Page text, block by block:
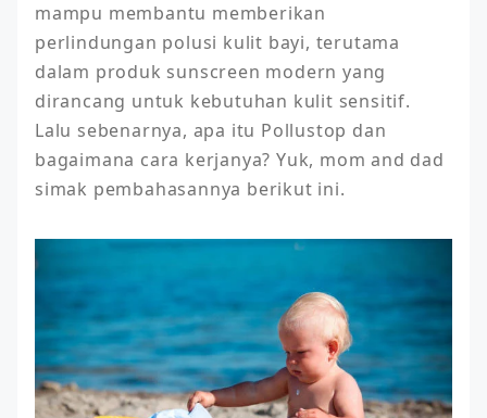
mampu membantu memberikan
perlindungan polusi kulit bayi, terutama
dalam produk sunscreen modern yang
dirancang untuk kebutuhan kulit sensitif.
Lalu sebenarnya, apa itu Pollustop dan
bagaimana cara kerjanya? Yuk, mom and dad